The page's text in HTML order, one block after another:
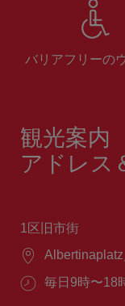
バリアフリーの
観光案内
アドレス
1区旧市街
場
営
毎日9時〜18